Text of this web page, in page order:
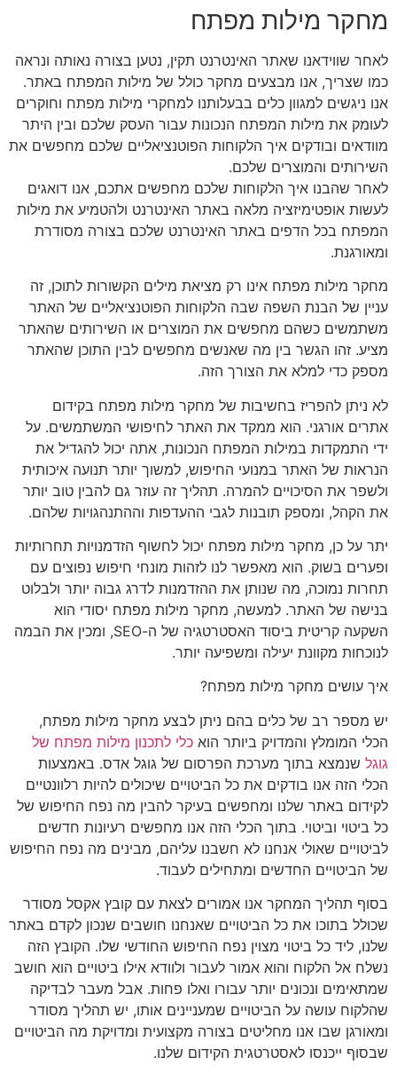
מחקר מילות מפתח
לאחר שווידאנו שאתר האינטרנט תקין, נטען בצורה נאותה ונראה
כמו שצריך, אנו מבצעים מחקר כולל של מילות המפתח באתר.
אנו ניגשים למגוון כלים בבעלותנו למחקרי מילות מפתח וחוקרים
לעומק את מילות המפתח הנכונות עבור העסק שלכם ובין היתר
מוודאים ובודקים איך הלקוחות הפוטנציאליים שלכם מחפשים את
השירותים והמוצרים שלכם.
לאחר שהבנו איך הלקוחות שלכם מחפשים אתכם, אנו דואגים
לעשות אופטימיזציה מלאה באתר האינטרנט ולהטמיע את מילות
המפתח בכל הדפים באתר האינטרנט שלכם בצורה מסודרת
ומאורגנת.
מחקר מילות מפתח אינו רק מציאת מילים הקשורות לתוכן, זה
עניין של הבנת השפה שבה הלקוחות הפוטנציאליים של האתר
משתמשים כשהם מחפשים את המוצרים או השירותים שהאתר
מציע. זהו הגשר בין מה שאנשים מחפשים לבין התוכן שהאתר
מספק כדי למלא את הצורך הזה.
לא ניתן להפריז בחשיבות של מחקר מילות מפתח בקידום
אתרים אורגני. הוא ממקד את האתר לחיפושי המשתמשים. על
ידי התמקדות במילות המפתח הנכונות, אתה יכול להגדיל את
הנראות של האתר במנועי החיפוש, למשוך יותר תנועה איכותית
ולשפר את הסיכויים להמרה. תהליך זה עוזר גם להבין טוב יותר
את הקהל, ומספק תובנות לגבי ההעדפות וההתנהגויות שלהם.
יתר על כן, מחקר מילות מפתח יכול לחשוף הזדמנויות תחרותיות
ופערים בשוק. הוא מאפשר לנו לזהות מונחי חיפוש נפוצים עם
תחרות נמוכה, מה שנותן את ההזדמנות לדרג גבוה יותר ולבלוט
בנישה של האתר. למעשה, מחקר מילות מפתח יסודי הוא
השקעה קריטית ביסוד האסטרטגיה של ה-SEO, ומכין את הבמה
לנוכחות מקוונת יעילה ומשפיעה יותר.
איך עושים מחקר מילות מפתח?
יש מספר רב של כלים בהם ניתן לבצע מחקר מילות מפתח,
הכלי המומלץ והמדויק ביותר הוא כלי לתכנון מילות מפתח של
גוגל שנמצא בתוך מערכת הפרסום של גוגל אדס. באמצעות
הכלי הזה אנו בודקים את כל הביטויים שיכולים להיות רלוונטיים
לקידום באתר שלנו ומחפשים בעיקר להבין מה נפח החיפוש של
כל ביטוי וביטוי. בתוך הכלי הזה אנו מחפשים רעיונות חדשים
לביטויים שאולי אנחנו לא חשבנו עליהם, מבינים מה נפח החיפוש
של הביטויים החדשים ומתחילים לעבוד.
בסוף תהליך המחקר אנו אמורים לצאת עם קובץ אקסל מסודר
שכולל בתוכו את כל הביטויים שאנחנו חושבים שנכון לקדם באתר
שלנו, ליד כל ביטוי מצוין נפח החיפוש החודשי שלו. הקובץ הזה
נשלח אל הלקוח והוא אמור לעבור ולוודא אילו ביטויים הוא חושב
שמתאימים ונכונים יותר עבורו ואלו פחות. אבל מעבר לבדיקה
שהלקוח עושה על הביטויים שמעניינים אותו, יש תהליך מסודר
ומאורגן שבו אנו מחליטים בצורה מקצועית ומדויקת מה הביטויים
שבסוף ייכנסו לאסטרטגית הקידום שלנו.